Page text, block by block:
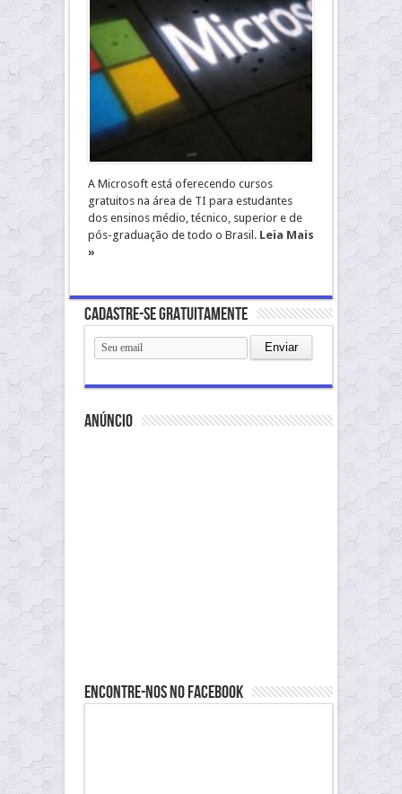
A Microsoft está oferecendo cursos
gratuitos na área de TI para estudantes
dos ensinos médio, técnico, superior e de
pós-graduação de todo o Brasil. Leia Mais
»
Cadastre-se gratuitamente
anúncio
Encontre-nos no Facebook